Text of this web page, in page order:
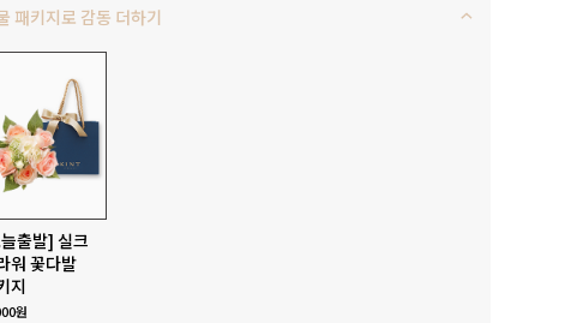
패키지로 감동 더하기
출발] 실크
워 꽃다발
지
원